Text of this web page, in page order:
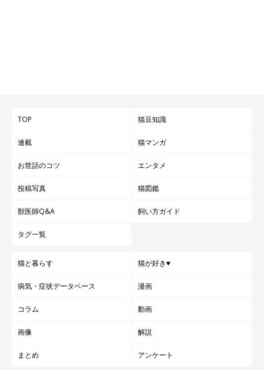
TOP 猫豆知識
連載 猫マンガ
お世話のコツ エンタメ
投稿写真 猫図鑑
獣医師Q&A 飼い方ガイド
タグ一覧
猫と暮らす 猫が好き♥
病気・症状データベース 漫画
コラム 動画
画像 解説
まとめ アンケート